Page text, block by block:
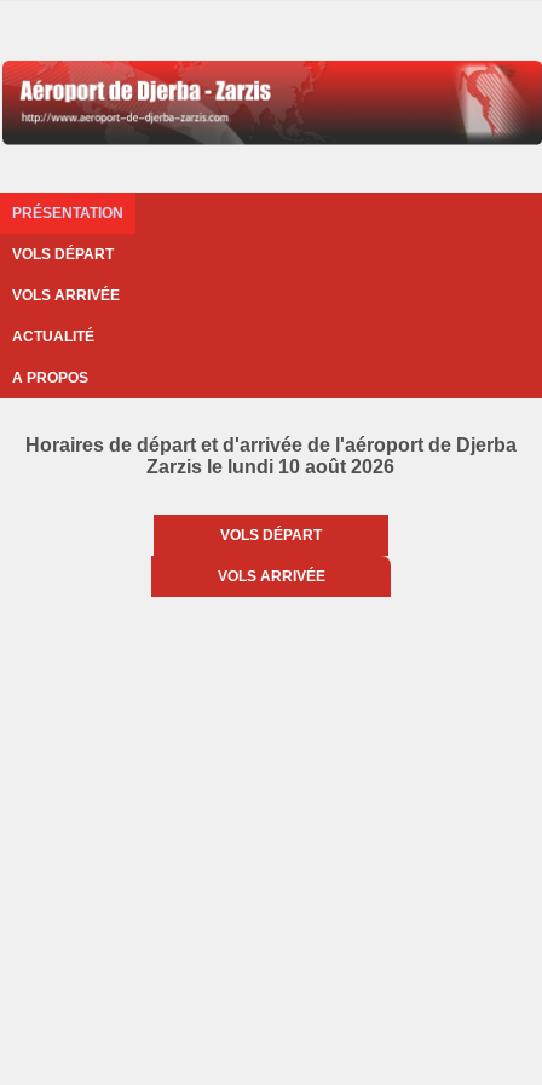
PRÉSENTATION
VOLS DÉPART
VOLS ARRIVÉE
ACTUALITÉ
A PROPOS
Horaires de départ et d'arrivée de l'aéroport de Djerba
Zarzis le lundi 10 août 2026
VOLS DÉPART
VOLS ARRIVÉE